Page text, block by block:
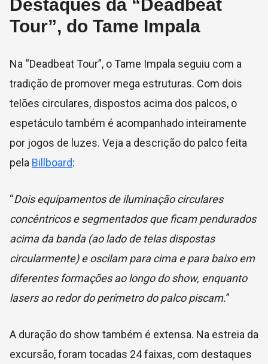
Destaques da “Deadbeat
Tour”, do Tame Impala
Na “Deadbeat Tour”, o Tame Impala seguiu com a
tradição de promover mega estruturas. Com dois
telões circulares, dispostos acima dos palcos, o
espetáculo também é acompanhado inteiramente
por jogos de luzes. Veja a descrição do palco feita
pela Billboard:
“Dois equipamentos de iluminação circulares
concêntricos e segmentados que ficam pendurados
acima da banda (ao lado de telas dispostas
circularmente) e oscilam para cima e para baixo em
diferentes formações ao longo do show, enquanto
lasers ao redor do perímetro do palco piscam.”
A duração do show também é extensa. Na estreia da
excursão, foram tocadas 24 faixas, com destaques